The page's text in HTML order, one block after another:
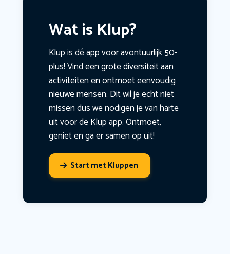
Wat is Klup?
Klup is dé app voor avontuurlijk 50-
plus! Vind een grote diversiteit aan
activiteiten en ontmoet eenvoudig
nieuwe mensen. Dit wil je echt niet
missen dus we nodigen je van harte
uit voor de Klup app. Ontmoet,
geniet en ga er samen op uit!
Start met Kluppen